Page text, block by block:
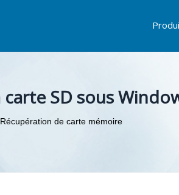
SD sous
Récupération de carte mémoire